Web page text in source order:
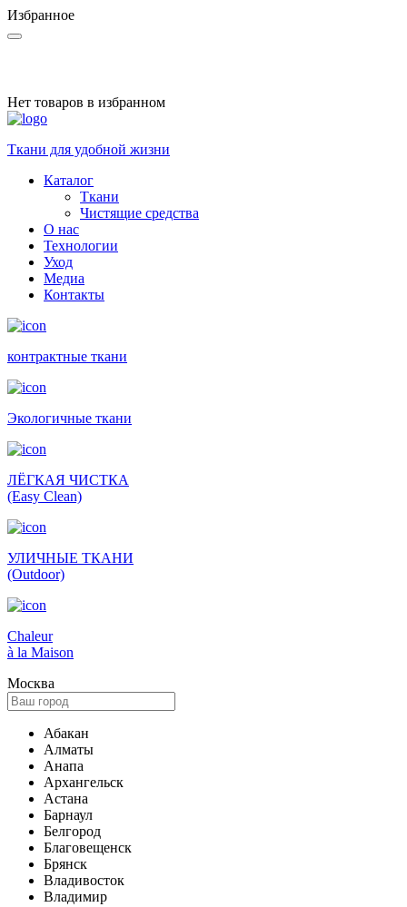
Избранное
Нет товаров в избранном
Ткани для удобной жизни
Каталог
Ткани
Чистящие средства
О нас
Технологии
Уход
Медиа
Контакты
контракт­ные ткани
Экологич­ные ткани
ЛЁГКАЯ ЧИСТКА
(Easy Clean)
УЛИЧНЫЕ ТКАНИ
(Outdoor)
Сhaleur
à la Maison
Москва
Абакан
Алматы
Анапа
Архангельск
Астана
Барнаул
Белгород
Благовещенск
Брянск
Владивосток
Владимир